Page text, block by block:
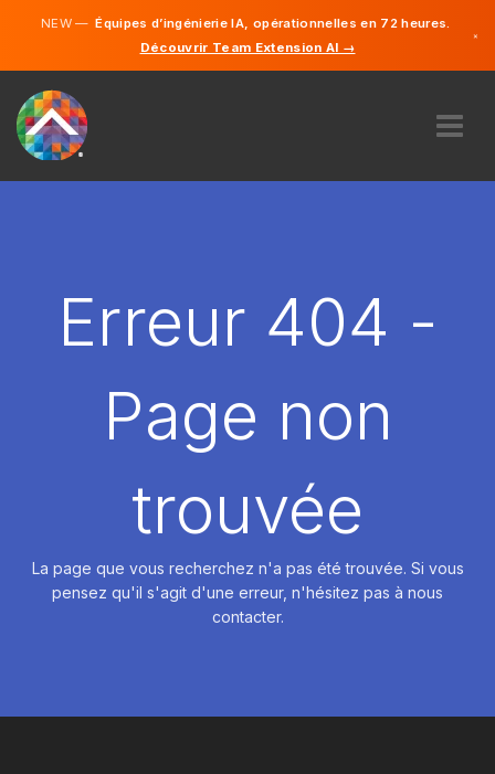
NEW —Équipes d’ingénierie IA, opérationnelles en 72 heures.
Découvrir Team Extension AI →
×
DÉMARRER
Erreur 404 -
Page non
trouvée
La page que vous recherchez n'a pas été trouvée. Si vous
pensez qu'il s'agit d'une erreur, n'hésitez pas à nous
contacter.